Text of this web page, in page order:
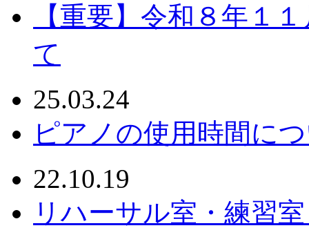
【重要】令和８年１
て
25.03.24
ピアノの使用時間に
22.10.19
リハーサル室・練習